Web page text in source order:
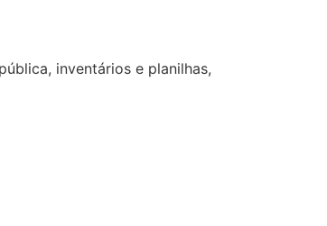
inventários e planilhas,